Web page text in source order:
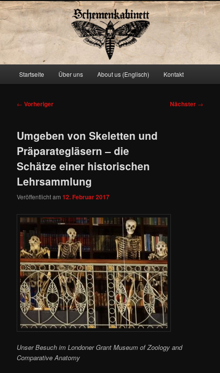
Schemenkabinett
Zum
springen
Startseite Über uns About us (Englisch) Kontakt
Beitragsnavigation
← Vorheriger Nächster →
Umgeben von Skeletten und
Präparategläsern – die
Schätze einer historischen
Lehrsammlung
Veröffentlicht am12. Februar 2017
Unser Besuch im Londoner Grant Museum of Zoology and
Comparative Anatomy